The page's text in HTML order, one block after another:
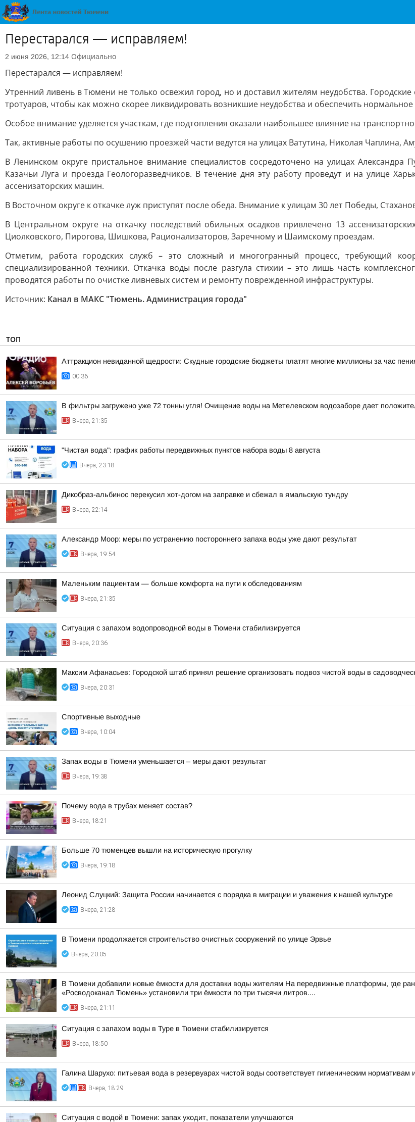
Перестарался — исправляем!
2 июня 2026, 12:14 Официально
Перестарался — исправляем!
Утренний ливень в Тюмени не только освежил город, но и доставил жителям неудобства.
тротуаров, чтобы как можно скорее ликвидировать возникшие неудобства и обеспечить
Особое внимание уделяется участкам, где подтопления оказали наибольшее влияние на
Так, активные работы по осушению проезжей части ведутся на улицах Ватутина, Николая Чаплина,
В Ленинском округе пристальное внимание специалистов сосредоточено на улицах
Казачьи Луга и проезда Геологоразведчиков. В течение дня эту работу проведут и на улице
ассенизаторских машин.
В Восточном округе к откачке луж приступят после обеда. Внимание к улицам 30 лет Победы,
В Центральном округе на откачку последствий обильных осадков привлечено 13
Циолковского, Пирогова, Шишкова, Рационализаторов, Заречному и Шаимскому проездам.
Отметим, работа городских служб – это сложный и многогранный процесс, требующий
специализированной техники. Откачка воды после разгула стихии – это лишь часть
проводятся работы по очистке ливневых систем и ремонту поврежденной инфраструктуры.
Источник: Канал в МАКС "Тюмень. Администрация города"
ТОП
Аттракцион невиданной щедрости: Скудные городские бюджеты платят многие миллионы за час
00:36
В фильтры загружено уже 72 тонны угля! Очищение воды на Метелевском водозаборе дает
Вчера, 21:35
"Чистая вода": график работы передвижных пунктов набора воды 8 августа
Вчера, 23:18
Дикобраз-альбинос перекусил хот-догом на заправке и сбежал в ямальскую тундру
Вчера, 22:14
Александр Моор: меры по устранению постороннего запаха воды уже дают результат
Вчера, 19:54
Маленьким пациентам — больше комфорта на пути к обследованиям
Вчера, 21:35
Ситуация с запахом водопроводной воды в Тюмени стабилизируется
Вчера, 20:36
Максим Афанасьев: Городской штаб принял решение организовать подвоз чистой воды в
Вчера, 20:31
Спортивные выходные
Вчера, 10:04
Запах воды в Тюмени уменьшается – меры дают результат
Вчера, 19:38
Почему вода в трубах меняет состав?
Вчера, 18:21
Больше 70 тюменцев вышли на историческую прогулку
Вчера, 19:18
Леонид Слуцкий: Защита России начинается с порядка в миграции и уважения к нашей культуре
Вчера, 21:28
В Тюмени продолжается строительство очистных сооружений по улице Эрвье
Вчера, 20:05
В Тюмени добавили новые ёмкости для доставки воды жителям На передвижные платформы, где
«Росводоканал Тюмень» установили три ёмкости по три тысячи литров....
Вчера, 21:11
Ситуация с запахом воды в Туре в Тюмени стабилизируется
Вчера, 18:50
Галина Шарухо: питьевая вода в резервуарах чистой воды соответствует гигиеническим нормативам
Вчера, 18:29
Ситуация с водой в Тюмени: запах уходит, показатели улучшаются